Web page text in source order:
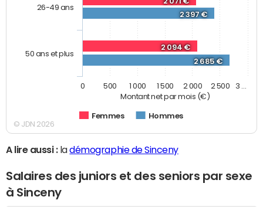
Montant net par mois (€)
2 094 €
2 397 €
2 685 €
Femmes Hommes
26-49 ans
50 ans et plus
0 500 1 000 1 500 2 000 2 500 3 …
© JDN 2026
A lire aussi :ladémographie de Sinceny
Salaires des juniors et des seniors par sexe
à Sinceny